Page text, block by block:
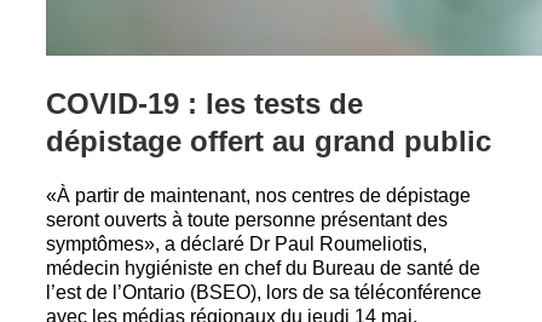
COVID-19 : les tests de
dépistage offert au grand public
«À partir de maintenant, nos centres de dépistage
seront ouverts à toute personne présentant des
symptômes», a déclaré Dr Paul Roumeliotis,
médecin hygiéniste en chef du Bureau de santé de
l’est de l’Ontario (BSEO), lors de sa téléconférence
avec les médias régionaux du jeudi 14 mai.